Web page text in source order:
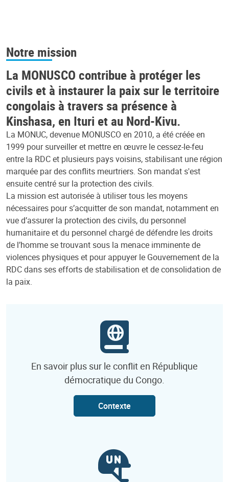
Notre mission
La MONUSCO contribue à protéger les
civils et à instaurer la paix sur le territoire
congolais à travers sa présence à
Kinshasa, en Ituri et au Nord-Kivu.
La MONUC, devenue MONUSCO en 2010, a été créée en
1999 pour surveiller et mettre en œuvre le cessez-le-feu
entre la RDC et plusieurs pays voisins, stabilisant une région
marquée par des conflits meurtriers. Son mandat s'est
ensuite centré sur la protection des civils.
La mission est autorisée à utiliser tous les moyens
nécessaires pour s’acquitter de son mandat, notamment en
vue d’assurer la protection des civils, du personnel
humanitaire et du personnel chargé de défendre les droits
de l’homme se trouvant sous la menace imminente de
violences physiques et pour appuyer le Gouvernement de la
RDC dans ses efforts de stabilisation et de consolidation de
la paix.
En savoir plus sur le conflit en République
démocratique du Congo.
Contexte